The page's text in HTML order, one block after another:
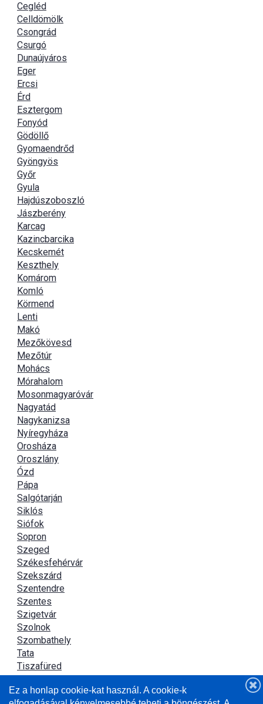
Cegléd
Celldömölk
Csongrád
Csurgó
Dunaújváros
Eger
Ercsi
Érd
Esztergom
Fonyód
Gödöllő
Gyomaendrőd
Gyöngyös
Győr
Gyula
Hajdúszoboszló
Jászberény
Karcag
Kazincbarcika
Kecskemét
Keszthely
Komárom
Komló
Körmend
Lenti
Makó
Mezőkövesd
Mezőtúr
Mohács
Mórahalom
Mosonmagyaróvár
Nagyatád
Nagykanizsa
Nyíregyháza
Orosháza
Oroszlány
Ózd
Pápa
Salgótarján
Siklós
Siófok
Sopron
Szeged
Székesfehérvár
Szekszárd
Szentendre
Szentes
Szigetvár
Szolnok
Szombathely
Tata
Tiszafüred
Újszász
Ez a honlap cookie-kat használ. A cookie-k